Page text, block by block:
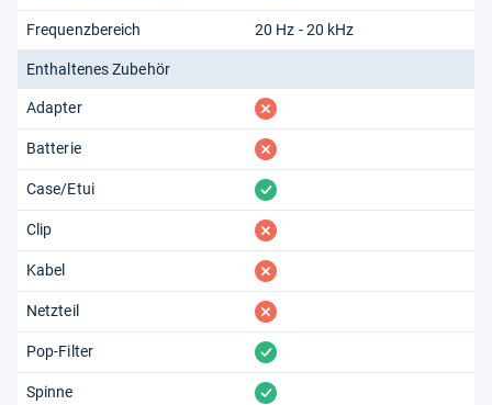
Frequenzbereich 20 Hz - 20 kHz
Enthaltenes Zubehör
Adapter fehlt
Batterie fehlt
Case/Etui vorhanden
Clip fehlt
Kabel fehlt
Netzteil fehlt
Pop-Filter vorhanden
Spinne vorhanden